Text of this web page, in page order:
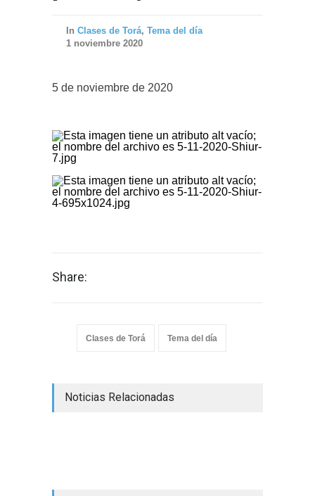
In Clases de Torá, Tema del día
1 noviembre 2020
5 de noviembre de 2020
Share:
Clases de Torá Tema del día
Noticias Relacionadas